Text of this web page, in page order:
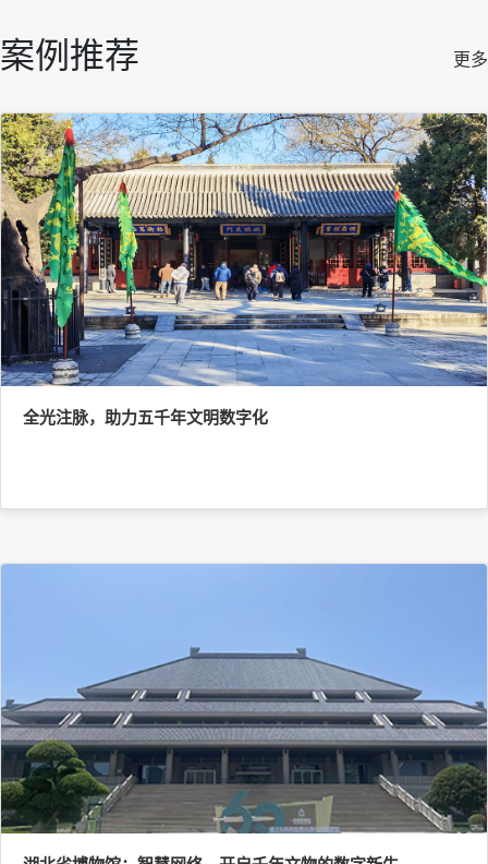
案例推荐 更多
全光注脉，助力五千年文明数字化